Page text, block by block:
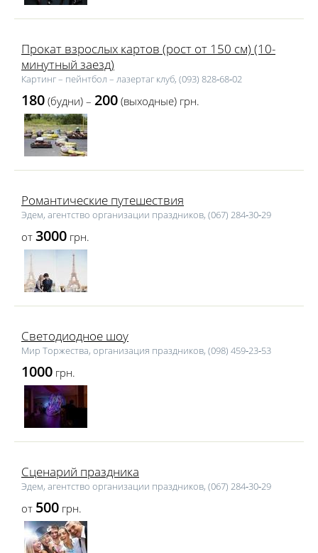
Прокат взрослых картов (рост от 150 см) (10-
минутный заезд)
Картинг – пейнтбол – лазертаг клуб, (093) 828‑68‑02
180 (будни) – 200 (выходные) грн.
Романтические путешествия
Эдем, агентство организации праздников, (067) 284‑30‑29
от 3000 грн.
Светодиодное шоу
Мир Торжества, организация праздников, (098) 459‑23‑53
1000 грн.
Сценарий праздника
Эдем, агентство организации праздников, (067) 284‑30‑29
от 500 грн.